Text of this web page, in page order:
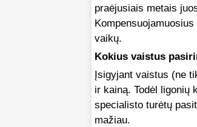
praėjusiais metais
vaikų.
Kokius vaistus
Įsigyjant vaistus (ne
ir kainą. Todėl ligonių
specialisto turėtų
mažiau.